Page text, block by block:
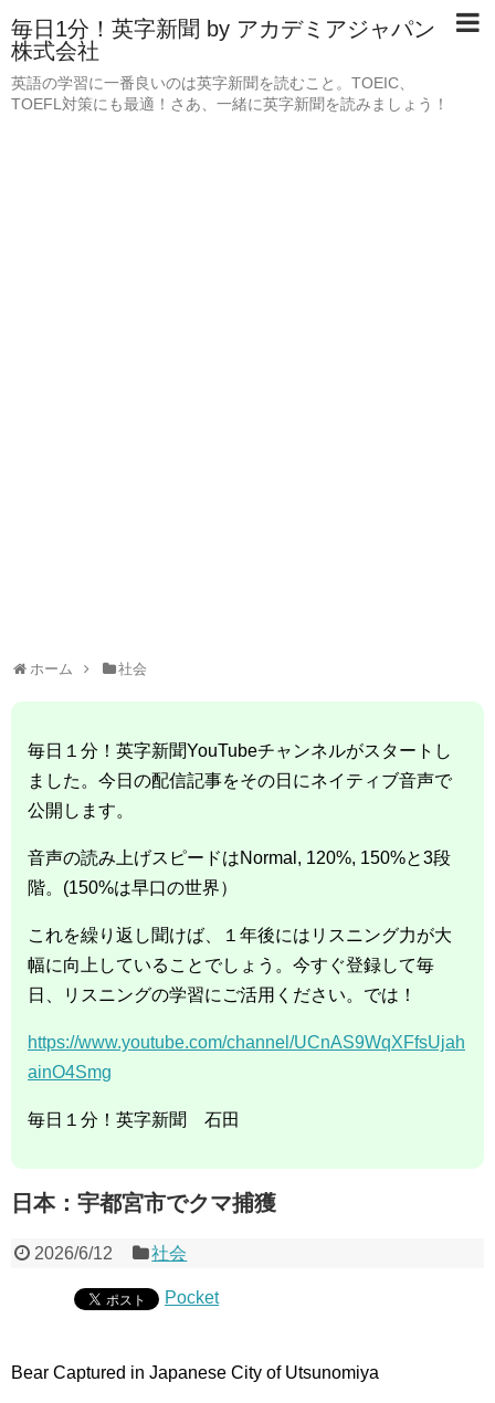
毎日1分！英字新聞 by アカデミアジャパン
株式会社
英語の学習に一番良いのは英字新聞を読むこと。TOEIC、
TOEFL対策にも最適！さあ、一緒に英字新聞を読みましょう！
ホーム 社会
毎日１分！英字新聞YouTubeチャンネルがスタートし
ました。今日の配信記事をその日にネイティブ音声で
公開します。
音声の読み上げスピードはNormal, 120%, 150%と3段
階。(150%は早口の世界）
これを繰り返し聞けば、１年後にはリスニング力が大
幅に向上していることでしょう。今すぐ登録して毎
日、リスニングの学習にご活用ください。では！
https://www.youtube.com/channel/UCnAS9WqXFfsUjah
ainO4Smg
毎日１分！英字新聞 石田
日本：宇都宮市でクマ捕獲
2026/6/12 社会
Pocket
Bear Captured in Japanese City of Utsunomiya